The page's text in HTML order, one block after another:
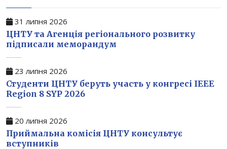
31 липня 2026
ЦНТУ та Агенція регіонального розвитку
підписали меморандум
23 липня 2026
Студенти ЦНТУ беруть участь у конгресі IEEE
Region 8 SYP 2026
20 липня 2026
Приймальна комісія ЦНТУ консультує
вступників